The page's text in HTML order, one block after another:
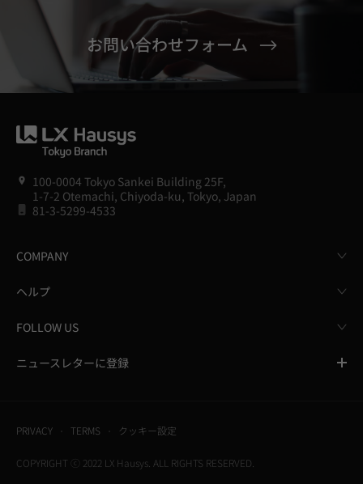
お問い合わせフォーム
100-0004 Tokyo Sankei Building 25F,
1-7-2 Otemachi, Chiyoda-ku, Tokyo, Japan
81-3-5299-4533
COMPANY
ヘルプ
FOLLOW US
ニュースレターに登録
PRIVACY TERMS クッキー設定
COPYRIGHT ⓒ 2022 LX Hausys. ALL RIGHTS RESERVED.